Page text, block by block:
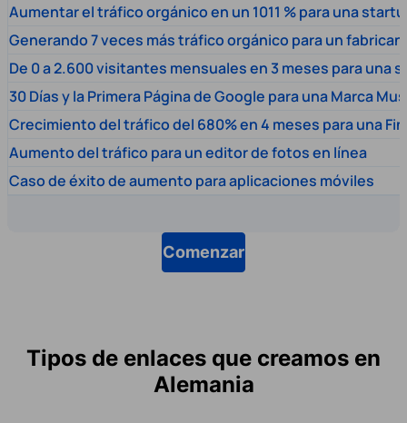
Aumentar el tráfico orgánico en un 1011 % para una
Generando 7 veces más tráfico orgánico para un
De 0 a 2.600 visitantes mensuales en 3 meses para una
30 Días y la Primera Página de Google para una Marca
Crecimiento del tráfico del 680% en 4 meses para una
Aumento del tráfico para un editor de fotos en línea
Caso de éxito de aumento para aplicaciones móviles
Comenzar
Tipos de enlaces que creamos en
Alemania